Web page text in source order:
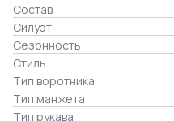
Состав
Силуэт
Сезонность
Стиль
Тип воротника
Тип манжета
Тип рукава